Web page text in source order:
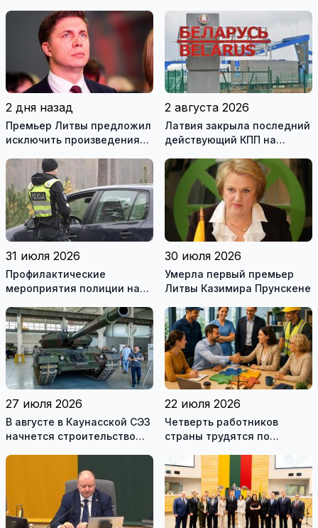
2 дня назад
Премьер Литвы предложил
исключить произведения
рекомендуемой
литературы
2 августа 2026
Латвия закрыла последний
действующий КПП на
31 июля 2026
Профилактические
мероприятия полиции на
30 июля 2026
Умерла первый премьер
Литвы Казимира Прунскене
27 июля 2026
В августе в Каунасской СЭЗ
начнется строительство
22 июля 2026
Четверть работников
страны трудятся по
это выгодно и
сотрудникам, и
работодателям